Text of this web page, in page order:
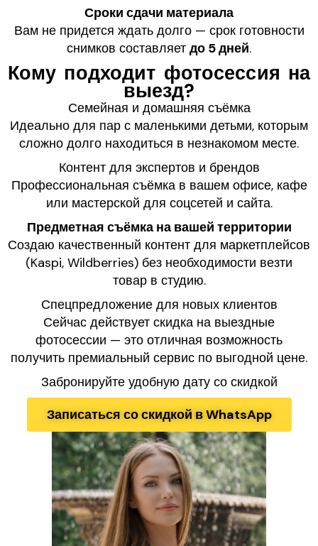
Сроки сдачи материала
Вам не придется ждать долго — срок готовности
снимков составляет до 5 дней.
Кому подходит фотосессия на
выезд?
Семейная и домашняя съёмка
Идеально для пар с маленькими детьми, которым
сложно долго находиться в незнакомом месте.
Контент для экспертов и брендов
Профессиональная съёмка в вашем офисе, кафе
или мастерской для соцсетей и сайта.
Предметная съёмка на вашей территории
Создаю качественный контент для маркетплейсов
(Kaspi, Wildberries) без необходимости везти
товар в студию.
Спецпредложение для новых клиентов
Сейчас действует скидка на выездные
фотосессии — это отличная возможность
получить премиальный сервис по выгодной цене.
Забронируйте удобную дату со скидкой
Записаться со скидкой в WhatsApp